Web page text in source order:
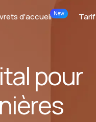
d'accueilNew Tarif
pour